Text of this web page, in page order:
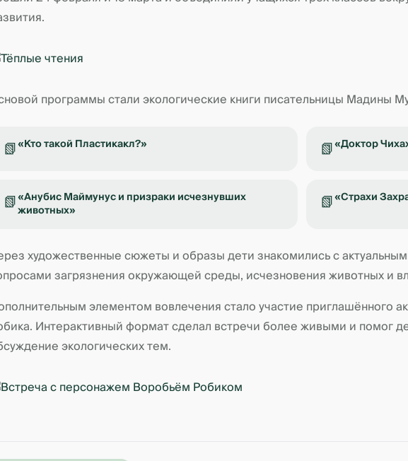
программы стали экологические книги писательницы Мадины
📗«Кто такой Пластикакл?» 📗«Доктор
📗«Анубис Маймунус и призраки исчезнувших
животных» 📗«Страхи
художественные сюжеты и образы дети знакомились с
загрязнения окружающей среды, исчезновения животных и
элементом вовлечения стало участие приглашённого
Интерактивный формат сделал встречи более живыми и помог
экологических тем.